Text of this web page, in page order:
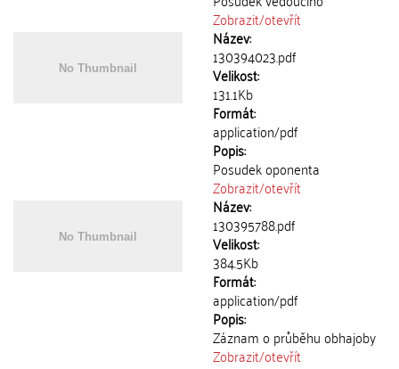
Zobrazit/otevřít
Název:
130394023.pdf
Velikost:
131.1Kb
Formát:
application/pdf
Popis:
Posudek oponenta
Zobrazit/otevřít
Název:
130395788.pdf
Velikost:
384.5Kb
Formát:
application/pdf
Popis:
Záznam o průběhu obhajoby
Zobrazit/otevřít